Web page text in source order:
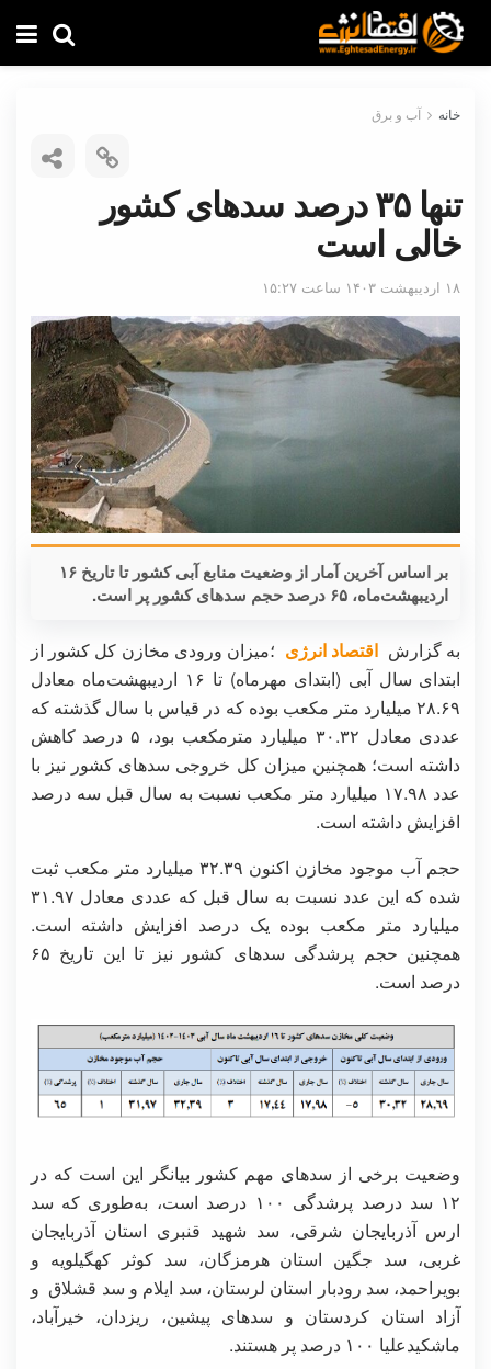
خانه آب و برق
تنها ۳۵ درصد سدهای کشور
خالی است
۱۸ اردیبهشت ۱۴۰۳ ساعت ۱۵:۲۷
بر اساس آخرین آمار از وضعیت منابع آبی کشور تا تاریخ ۱۶
اردیبهشت‌ماه، ۶۵ درصد حجم سدهای کشور پر است.
به گزارش اقتصاد انرژی ؛میزان ورودی مخازن کل کشور از
ابتدای سال آبی (ابتدای مهرماه) تا ۱۶ اردیبهشت‌ماه معادل
۲۸.۶۹ میلیارد متر مکعب بوده که در قیاس با سال گذشته که
عددی معادل ۳۰.۳۲ میلیارد مترمکعب بود، ۵ درصد کاهش
داشته است؛ همچنین میزان کل خروجی سدهای کشور نیز با
عدد ۱۷.۹۸ میلیارد متر مکعب نسبت به سال قبل سه درصد
افزایش داشته است.
حجم آب موجود مخازن اکنون ۳۲.۳۹ میلیارد متر مکعب ثبت
شده که این عدد نسبت به سال قبل که عددی معادل ۳۱.۹۷
میلیارد متر مکعب بوده یک درصد افزایش داشته است.
همچنین حجم پرشدگی سدهای کشور نیز تا این تاریخ ۶۵
درصد است.
وضعیت برخی از سدهای مهم کشور بیانگر این است که در
۱۲ سد درصد پرشدگی ۱۰۰ درصد است، به‌طوری‌ که سد
ارس آذربایجان شرقی، سد شهید قنبری استان آذربایجان
غربی، سد جگین استان هرمزگان، سد کوثر کهگیلویه و
بویراحمد، سد رودبار استان لرستان، سد ایلام و سد قشلاق و
آزاد استان کردستان و سدهای پیشین، ریزدان، خیرآباد،
ماشکیدعلیا ۱۰۰ درصد پر هستند.